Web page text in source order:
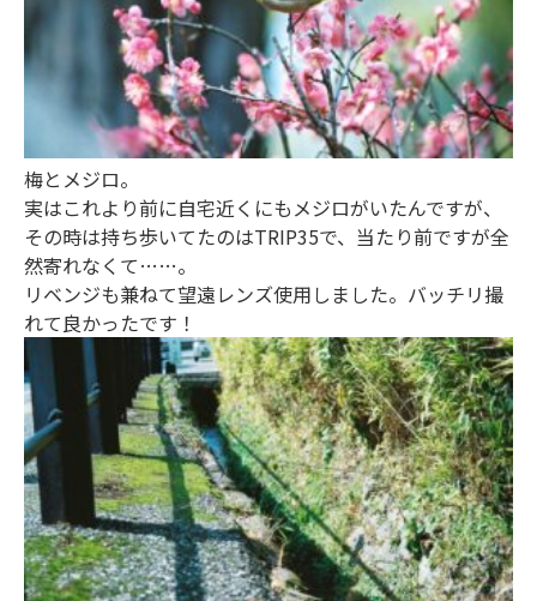
梅とメジロ。
実はこれより前に自宅近くにもメジロがいたんですが、
その時は持ち歩いてたのはTRIP35で、当たり前ですが全
然寄れなくて……。
リベンジも兼ねて望遠レンズ使用しました。バッチリ撮
れて良かったです！